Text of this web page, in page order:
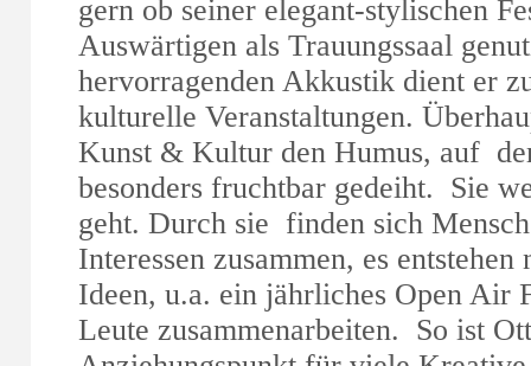
gern ob seiner elegant-stylischen
Auswärtigen als Trauungssaal
hervorragenden Akkustik dient er
kulturelle Veranstaltungen.
Kunst & Kultur den Humus, auf
besonders fruchtbar gedeiht. Sie
geht. Durch sie finden sich
Interessen zusammen, es
Ideen, u.a. ein jährliches Open Air
Leute zusammenarbeiten. So ist